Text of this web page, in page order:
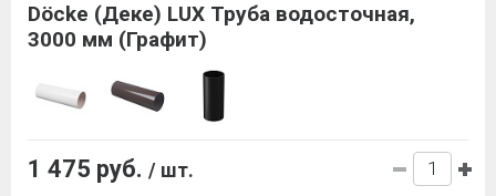
Döcke (Деке) LUX Труба водосточная,
3000 мм (Графит)
1 475 руб. / шт.